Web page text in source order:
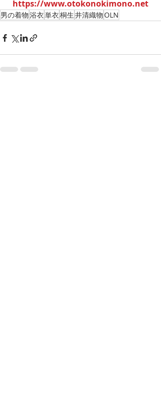
https://www.otokonokimono.net
男の着物浴衣単衣桐生井清織物OLN